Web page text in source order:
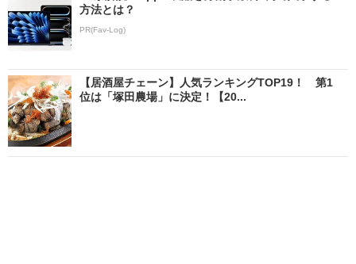
方法とは？
PR(Fav-Log)
【居酒屋チェーン】人気ランキングTOP19！ 第1
位は「塚田農場」に決定！【20...